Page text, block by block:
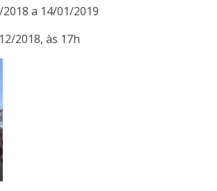
a 14/01/2019
2018, às 17h